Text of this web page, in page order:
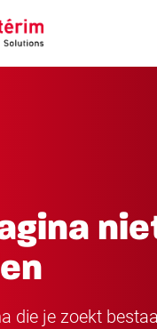
die je zoekt